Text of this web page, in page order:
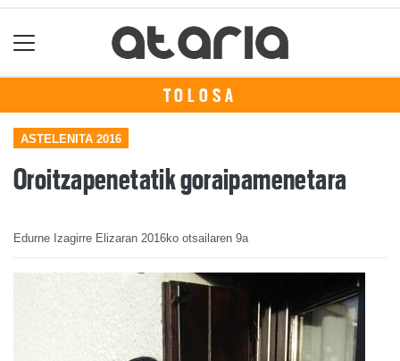
TOLOSA
ASTELENITA 2016
Oroitzapenetatik goraipamenetara
Edurne Izagirre Elizaran 2016ko otsailaren 9a